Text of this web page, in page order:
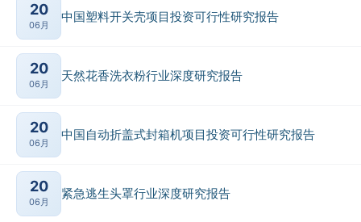
20
06月
中国塑料开关壳项目投资可行性研究报告
20
06月
天然花香洗衣粉行业深度研究报告
20
06月
中国自动折盖式封箱机项目投资可行性研究报告
20
06月
紧急逃生头罩行业深度研究报告